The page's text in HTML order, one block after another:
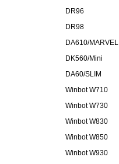
DR96
DR98
DA610/MARVEL
DK560/Mini
DA60/SLIM
Winbot W710
Winbot W730
Winbot W830
Winbot W850
Winbot W930